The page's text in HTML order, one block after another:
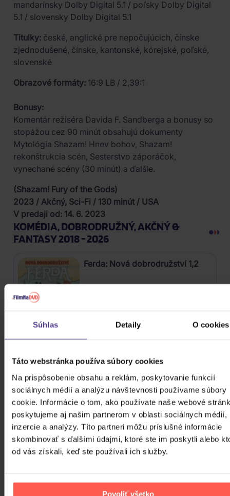
Súhlas Detaily O cookies
Táto webstránka používa súbory cookies
Na prispôsobenie obsahu a reklám, poskytovanie funkcií
sociálnych médií a analýzu návštevnosti používame súbory
cookie. Informácie o tom, ako používate naše webové
poskytujeme aj našim partnerom v oblasti sociálnych médií,
inzercie a analýzy. Títo partneri môžu príslušné informácie
skombinovať s ďalšími údajmi, ktoré ste im poskytli alebo
od vás získali, keď ste používali ich služby.
Povoliť všetko
mandarínsky Dolby Digital 5.1 / poľsky Dolby Digital
5.1 / slovensky Dolby Digital 5.1
Titulky: české, anglické pre nepočujúcich, čínske
zjednodušené, čínske, kantonské, kórejské, poľské,
slovenské
Obrazové formáty: 16:9 LB / 2,39:1
Bonusy:
Komentár režiséra Davida F. Sandberga a bonusy so
stopážou cez 90 minút obsahujú dokumenty
Mytológia Shazam! Hnev bohov, Shazam!
rekonštrukcia scén, Sesterstvo záporáčok,
vynechané scény (30 minút) a ďalšie.
(Shazam! Fury of the Gods)
2023 / Akčný, Sci-Fi / 130 minút / USA
V predaji od: 14. 6. 2023
KOMÉDIA, DOBRODRUŽNÝ, AKČNÝ &
FANTASY 2018 - 2026
Ferda: Nová dobrodružství 1,2
Anjel Pána 2
DVD
Skladom 3,80 €
Jája a Pája 1